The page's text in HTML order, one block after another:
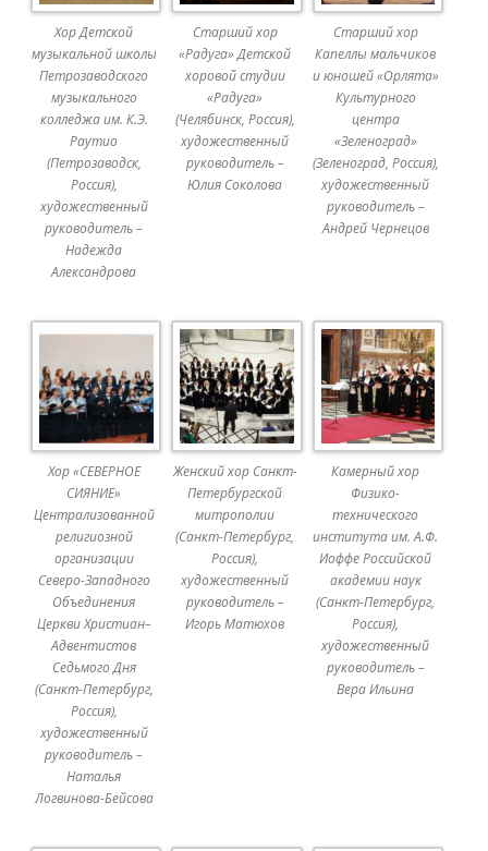
Хор Детской
музыкальной школы
Петрозаводского
музыкального
колледжа им. К.Э.
Раутио
(Петрозаводск,
Россия),
художественный
руководитель –
Надежда
Александрова
Старший хор
«Радуга» Детской
хоровой студии
«Радуга»
(Челябинск, Россия),
художественный
руководитель –
Юлия Соколова
Старший хор
Капеллы мальчиков
и юношей «Орлята»
Культурного
центра
«Зеленоград»
(Зеленоград, Россия),
художественный
руководитель –
Андрей Чернецов
Хор «СЕВЕРНОЕ
СИЯНИЕ»
Централизованной
религиозной
организации
Северо-Западного
Объединения
Церкви Христиан–
Адвентистов
Седьмого Дня
(Санкт-Петербург,
Россия),
художественный
руководитель –
Наталья
Логвинова-Бейсова
Женский хор Санкт-
Петербургской
митрополии
(Санкт-Петербург,
Россия),
художественный
руководитель –
Игорь Матюхов
Камерный хор
Физико-
технического
института им. А.Ф.
Иоффе Российской
академии наук
(Санкт-Петербург,
Россия),
художественный
руководитель –
Вера Ильина